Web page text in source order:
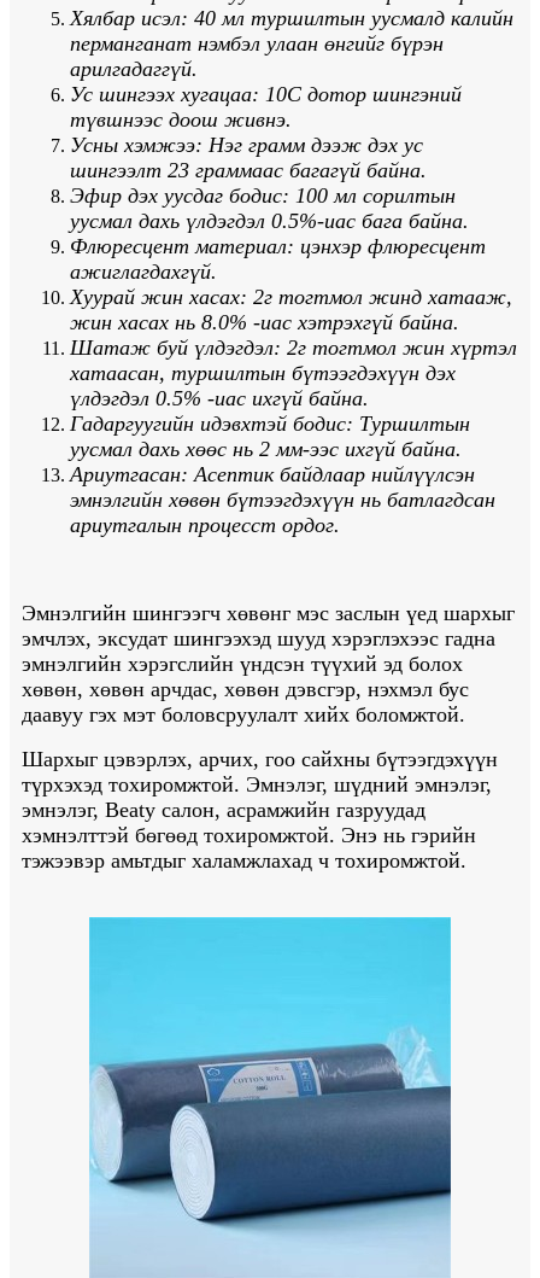
Хялбар исэл: 40 мл туршилтын уусмалд калийн
перманганат нэмбэл улаан өнгийг бүрэн
арилгадаггүй.
Ус шингээх хугацаа: 10С дотор шингэний
түвшнээс доош живнэ.
Усны хэмжээ: Нэг грамм дээж дэх ус
шингээлт 23 граммаас багагүй байна.
Эфир дэх уусдаг бодис: 100 мл сорилтын
уусмал дахь үлдэгдэл 0.5%-иас бага байна.
Флюресцент материал: цэнхэр флюресцент
ажиглагдахгүй.
Хуурай жин хасах: 2г тогтмол жинд хатааж,
жин хасах нь 8.0% -иас хэтрэхгүй байна.
Шатаж буй үлдэгдэл: 2г тогтмол жин хүртэл
хатаасан, туршилтын бүтээгдэхүүн дэх
үлдэгдэл 0.5% -иас ихгүй байна.
Гадаргуугийн идэвхтэй бодис: Туршилтын
уусмал дахь хөөс нь 2 мм-ээс ихгүй байна.
Ариутгасан: Асептик байдлаар нийлүүлсэн
эмнэлгийн хөвөн бүтээгдэхүүн нь батлагдсан
ариутгалын процесст ордог.
Эмнэлгийн шингээгч хөвөнг мэс заслын үед шархыг
эмчлэх, эксудат шингээхэд шууд хэрэглэхээс гадна
эмнэлгийн хэрэгслийн үндсэн түүхий эд болох
хөвөн, хөвөн арчдас, хөвөн дэвсгэр, нэхмэл бус
даавуу гэх мэт боловсруулалт хийх боломжтой.
Шархыг цэвэрлэх, арчих, гоо сайхны бүтээгдэхүүн
түрхэхэд тохиромжтой. Эмнэлэг, шүдний эмнэлэг,
эмнэлэг, Beaty салон, асрамжийн газруудад
хэмнэлттэй бөгөөд тохиромжтой. Энэ нь гэрийн
тэжээвэр амьтдыг халамжлахад ч тохиромжтой.